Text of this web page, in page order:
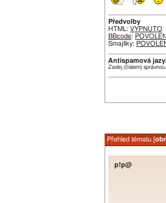
Předvolby
HTML: VYPNUTO
BBcode:
Smajlíky:
Antispamová
Zadej (číslem)
Přehled tématu [
p!p@